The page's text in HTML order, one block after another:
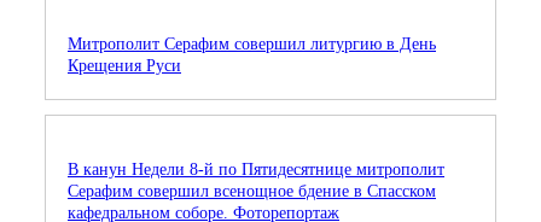
Митрополит Серафим совершил литургию в День
Крещения Руси
В канун Недели 8-й по Пятидесятнице митрополит
Серафим совершил всенощное бдение в Спасском
кафедральном соборе. Фоторепортаж